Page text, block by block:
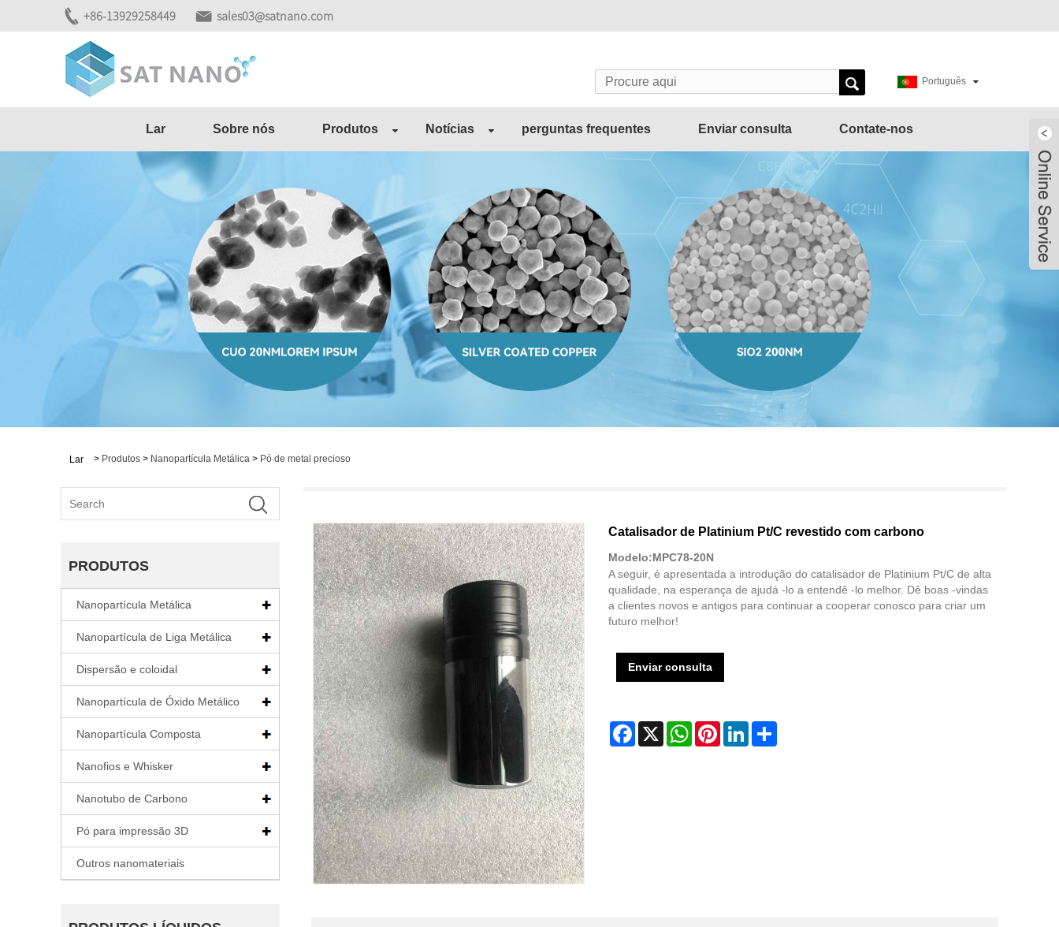
+86-13929258449 sales03@satnano.com
Português
Lar Sobre nós Produtos Notícias perguntas frequentes Enviar consulta Contate-nos
Lar > Produtos > Nanopartícula Metálica > Pó de metal precioso
PRODUTOS
Nanopartícula Metálica
Nanopartícula de Liga Metálica
Dispersão e coloidal
Nanopartícula de Óxido Metálico
Nanopartícula Composta
Nanofios e Whisker
Nanotubo de Carbono
Pó para impressão 3D
Outros nanomateriais
Catalisador de Platinium Pt/C revestido com carbono
Modelo:MPC78-20N
A seguir, é apresentada a introdução do catalisador de Platinium Pt/C de alta
qualidade, na esperança de ajudá -lo a entendê -lo melhor. Dê boas -vindas
a clientes novos e antigos para continuar a cooperar conosco para criar um
futuro melhor!
Enviar consulta
Facebook
X WhatsAppPinterestLinkedInShare